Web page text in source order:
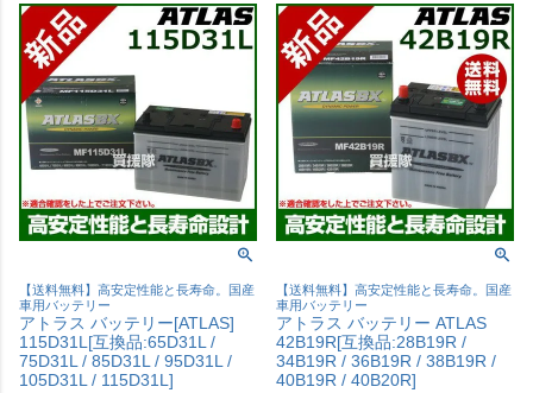
【送料無料】高安定性能と長寿命。国産
車用バッテリー
アトラス バッテリー[ATLAS]
115D31L[互換品:65D31L /
75D31L / 85D31L / 95D31L /
105D31L / 115D31L]
【送料無料】高安定性能と長寿命。国産
車用バッテリー
アトラス バッテリー ATLAS
42B19R[互換品:28B19R /
34B19R / 36B19R / 38B19R /
40B19R / 40B20R]